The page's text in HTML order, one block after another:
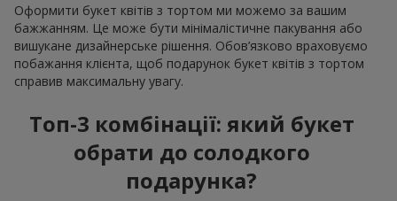
Оформити букет квітів з тортом ми можемо за вашим
бажжанням. Це може бути мінімалістичне пакування або
вишукане дизайнерське рішення. Обов’язково враховуємо
побажання клієнта, щоб подарунок букет квітів з тортом
справив максимальну увагу.
Топ-3 комбінації: який букет
обрати до солодкого
подарунка?